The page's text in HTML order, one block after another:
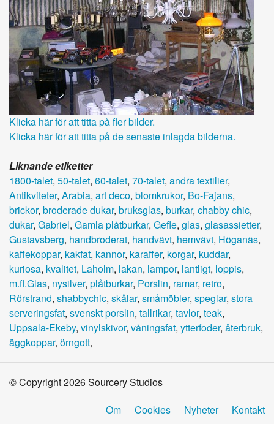
Klicka här för att titta på fler bilder.
Klicka här för att titta på de senaste inlagda bilderna.
Liknande etiketter
1800-talet, 50-talet, 60-talet, 70-talet, andra textilier,
Antikviteter, Arabia, art deco, blomkrukor, Bo-Fajans,
brickor, broderade dukar, bruksglas, burkar, chabby chic,
dukar, Gabriel, Gamla plåtburkar, Gefle, glas, glasassietter,
Gustavsberg, handbroderat, handvävt, hemvävt, Höganäs,
kaffekoppar, kakfat, kannor, karaffer, korgar, kuddar,
kuriosa, kvalitet, Laholm, lakan, lampor, lantligt, loppis,
m.fl.Glas, nysilver, plåtburkar, Porslin, ramar, retro,
Rörstrand, shabbychic, skålar, småmöbler, speglar, stora
serveringsfat, svenskt porslin, tallrikar, tavlor, teak,
Uppsala-Ekeby, vinylskivor, våningsfat, ytterfoder, återbruk,
äggkoppar, örngott,
© Copyright 2026 Sourcery Studios
Om
Cookies Nyheter Kontakt